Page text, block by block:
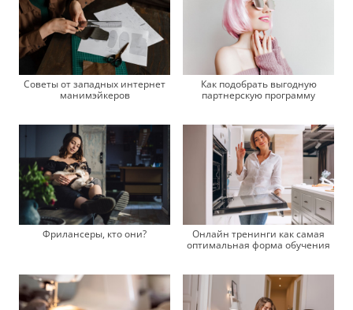
Советы от западных интернет
манимэйкеров
Как подобрать выгодную
партнерскую программу
Фрилансеры, кто они?
Онлайн тренинги как самая
оптимальная форма обучения